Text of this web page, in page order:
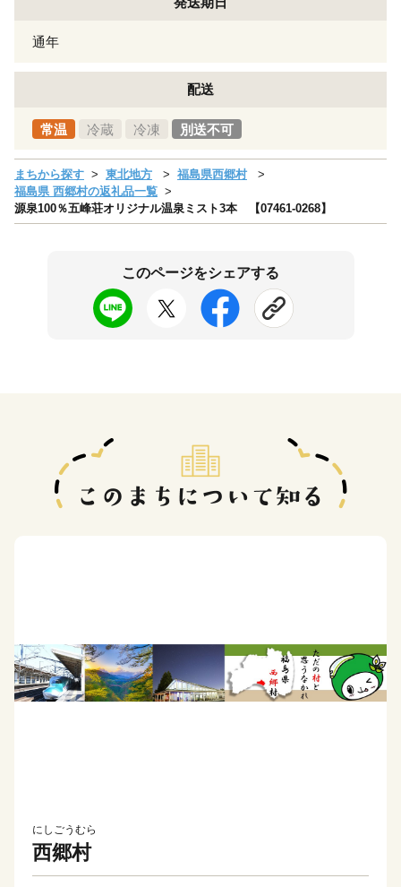
通年
配送
常温 冷蔵 冷凍 別送不可
まちから探す 東北地方
福島県西郷村
福島県 西郷村の返礼品一覧
源泉100％五峰荘オリジナル温泉ミスト3本 【07461-0268】
このページをシェアする
にしごうむら
西郷村